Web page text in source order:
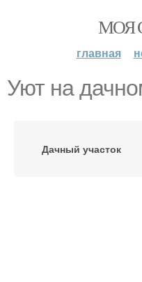
МОЯ
главная
Уют на
Дачный участок